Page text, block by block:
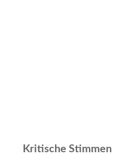
Kritische